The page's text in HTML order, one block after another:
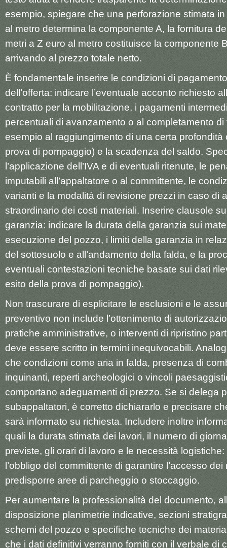
esempio, spiegare che una perforazione stimata
al metro determina la componente A, la fornitura
metri a Z euro al metro costituisce la componente
arrivando al prezzo totale netto.
È fondamentale inserire le condizioni di
dell’offerta: indicare l’eventuale acconto richiesto
contratto per la mobilitazione, i pagamenti
percentuali di avanzamento o al completamento
esempio al raggiungimento di una certa profondità
prova di pompaggio) e la scadenza del saldo.
l’applicazione dell’IVA e di eventuali ritenute, le
imputabili all’appaltatore o al committente, le
varianti e la modalità di revisione prezzi in caso di
straordinario dei costi materiali. Inserire clausole
garanzia: indicare la durata della garanzia sui
esecuzione del pozzo, i limiti della garanzia in
del sottosuolo e all’andamento della falda, e la
eventuali contestazioni tecniche basate sui dati
esito della prova di pompaggio).
Non trascurare di esplicitare le esclusioni e le
preventivo non include l’ottenimento di
pratiche amministrative, o interventi di ripristino
deve essere scritto in termini inequivocabili.
che condizioni come aria in falda, presenza di
inquinanti, reperti archeologici o vincoli
comportano adeguamenti di prezzo. Se si delega
subappaltatori, è corretto dichiararlo e precisare
sarà informato su richiesta. Includere inoltre
quali la durata stimata dei lavori, il numero di
previste, gli orari di lavoro e le necessità
l’obbligo del committente di garantire l’accesso
predisporre aree di parcheggio o stoccaggio.
Per aumentare la professionalità del documento,
disposizione planimetrie indicative, sezioni
schemi del pozzo e specifiche tecniche dei
che i dati definitivi verranno forniti con il verbale di